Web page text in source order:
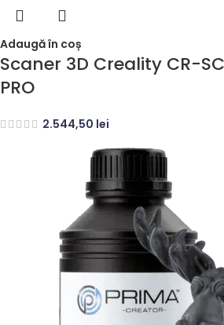
Adaugă în coș
Scaner 3D Creality CR-
PRO
2.544,50 lei